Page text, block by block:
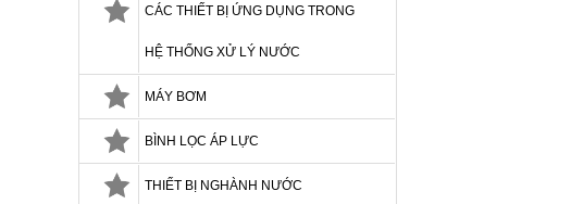
CÁC THIẾT BỊ ỨNG DỤNG TRONG
HỆ THỐNG XỬ LÝ NƯỚC
MÁY BƠM
BÌNH LỌC ÁP LỰC
THIẾT BỊ NGHÀNH NƯỚC